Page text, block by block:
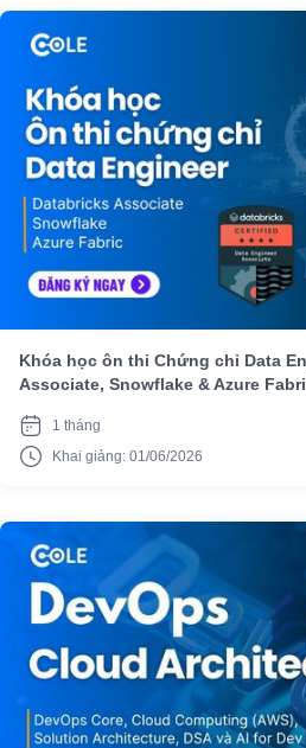
Khóa học ôn thi Chứng chỉ Data
Associate, Snowflake & Azure
1 tháng
Khai giảng: 01/06/2026